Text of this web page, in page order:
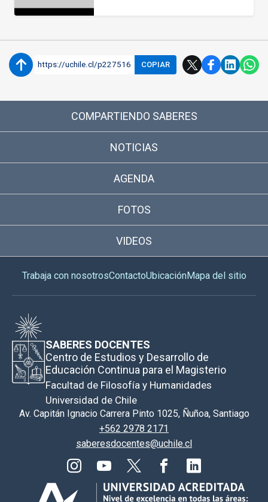
https://uchile.cl/p227516 COPIAR
COMPARTIENDO SABERES
NOTICIAS
AGENDA
FOTOS
VIDEOS
Trabaja con nosotrosContactoUbicaciónMapa del sitio
SABERES DOCENTES
Centro de Estudios y Desarrollo de
Educación Continua para el Magisterio
Facultad de Filosofía y Humanidades
Universidad de Chile
Av. Capitán Ignacio Carrera Pinto 1025, Ñuñoa, Santiago
+562 2978 2171
saberesdocentes@uchile.cl